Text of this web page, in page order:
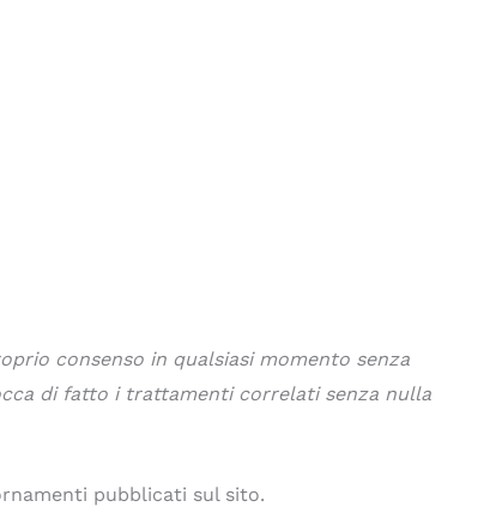
consenso in qualsiasi momento senza
di fatto i trattamenti correlati senza nulla
pubblicati sul sito.